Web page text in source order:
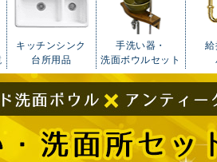
キッチンシンク
台所用品
手洗い器・
洗面ボウルセット
給